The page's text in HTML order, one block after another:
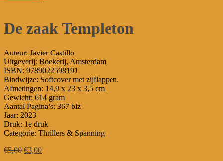
De zaak Templeton
Auteur: Javier Castillo
Uitgeverij: Boekerij, Amsterdam
ISBN: 9789022598191
Bindwijze: Softcover met zijflappen.
Afmetingen: 14,9 x 23 x 3,5 cm
Gewicht: 614 gram
Aantal Pagina’s: 367 blz
Jaar: 2023
Druk: 1e druk
Categorie: Thrillers & Spanning
€5,00 Oorspronkelijke
€3,00Huidige